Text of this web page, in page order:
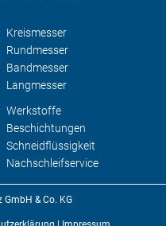
Kreismesser
Rundmesser
Bandmesser
Langmesser
Werkstoffe
Beschichtungen
Schneidflüssigkeit
Nachschleifservice
& Co. KG